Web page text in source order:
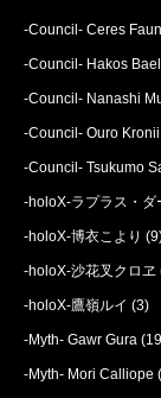
-Council- Ceres
-Council- Hakos
-Council- Nanashi
-Council- Ouro Kronii
-Council- Tsukumo
-holoX-ラプラス・ダ
-holoX-博衣こより
-holoX-沙花叉クロヱ
-holoX-鷹嶺ルイ (3)
-Myth- Gawr Gura
-Myth- Mori Calliope